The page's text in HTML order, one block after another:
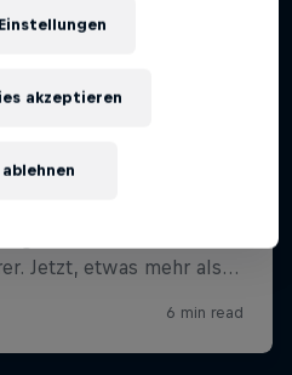
akzeptieren